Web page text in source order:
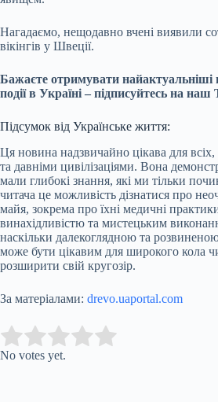
Нагадаємо, нещодавно вчені виявили
вікінгів у Швеції.
Бажаєте отримувати найактуальніші
події в Україні – підписуйтесь на
Підсумок від Українське життя:
Ця новина надзвичайно цікава для всіх,
та давніми цивілізаціями. Вона
мали глибокі знання, які ми тільки
читача це можливість дізнатися про
майя, зокрема про їхні медичні
винахідливістю та мистецьким
наскільки далекоглядною та
може бути цікавим для широкого кола
розширити свій кругозір.
За матеріалами: drevo.uaportal.com
Rate this item:
No votes yet.